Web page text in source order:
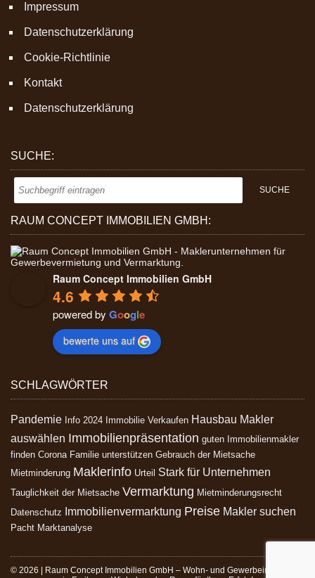
Impressum
Datenschutzerklärung
Cookie-Richtlinie
Kontakt
Datenschutzerklärung
SUCHE:
RAUM CONCEPT IMMOBILIEN GMBH:
Raum Concept Immobilien GmbH
4.6
powered by Google
bewerte uns auf
SCHLAGWÖRTER
Pandemie Info 2024 Immobilie Verkaufen Hausbau Makler
auswählen Immobilienpräsentation guten Immobilienmakler
finden Corona Familie unterstützen Gebrauch der Mietsache
Mietminderung Maklerinfo Urteil Stark für Unternehmen
Tauglichkeit der Mietsache Vermarktung Mietminderungsrecht
Datenschutz
Immobilienvermarktung Preise Makler suchen
Pacht Marktanalyse
© 2026 | Raum Concept Immobilien GmbH – Wohn- und Gewerbeimmobilien